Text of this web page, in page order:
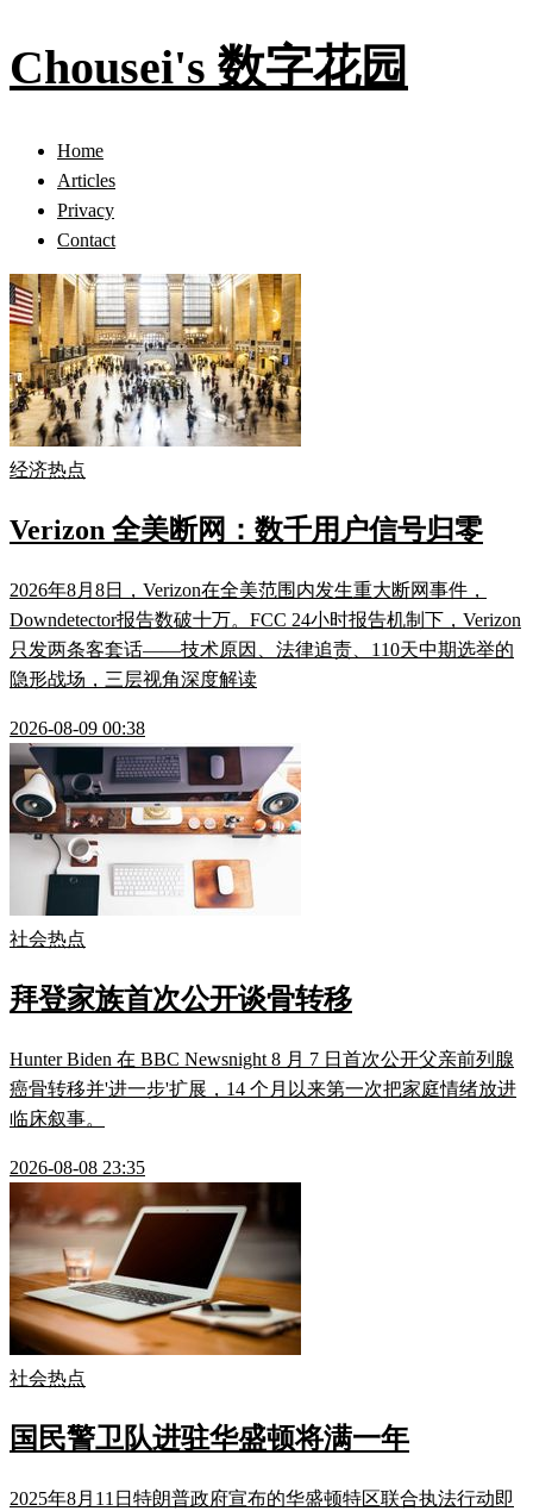
Chousei's 数字花园
Home
Articles
Privacy
Contact
经济热点
Verizon 全美断网：数千用户信号归零
2026年8月8日，Verizon在全美范围内发生重大断网事件，
Downdetector报告数破十万。FCC 24小时报告机制下，Verizon
只发两条客套话——技术原因、法律追责、110天中期选举的
隐形战场，三层视角深度解读
2026-08-09 00:38
社会热点
拜登家族首次公开谈骨转移
Hunter Biden 在 BBC Newsnight 8 月 7 日首次公开父亲前列腺
癌骨转移并'进一步'扩展，14 个月以来第一次把家庭情绪放进
临床叙事。
2026-08-08 23:35
社会热点
国民警卫队进驻华盛顿将满一年
2025年8月11日特朗普政府宣布的华盛顿特区联合执法行动即